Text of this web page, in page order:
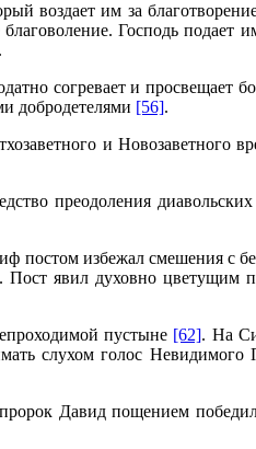
воздает им за
Господь подает
.
согревает и просвещает
добродетелями [56].
и Новозаветного
преодоления
постом избежал смешения с
. Пост явил духовно цветущим
пустыне [62]. На
слухом голос Невидимого
Давид пощением